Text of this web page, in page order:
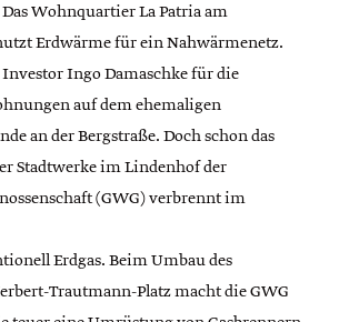
Wohnquartier La Patria am
Erdwärme für ein Nahwärmenetz.
Investor Ingo Damaschke für die
auf dem ehemaligen
an der Bergstraße. Doch schon das
Stadtwerke im Lindenhof der
(GWG) verbrennt im
Erdgas. Beim Umbau des
Trautmann-Platz macht die GWG